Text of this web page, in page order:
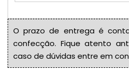
O prazo de entrega é
confecção. Fique atento
caso de dúvidas entre em